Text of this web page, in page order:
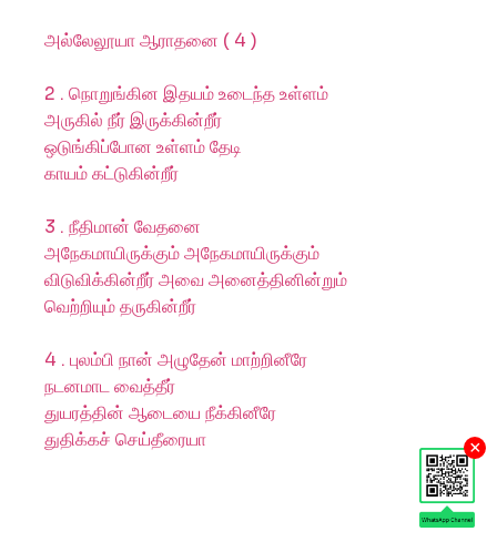
×
அல்லேலூயா ஆராதனை ( 4 )
2 . நொறுங்கின இதயம் உடைந்த உள்ளம்
அருகில் நீர் இருக்கின்றீர்
ஒடுங்கிப்போன உள்ளம் தேடி
காயம் கட்டுகின்றீர்
3 . நீதிமான் வேதனை
அநேகமாயிருக்கும் அநேகமாயிருக்கும்
விடுவிக்கின்றீர் அவை அனைத்தினின்றும்
வெற்றியும் தருகின்றீர்
4 . புலம்பி நான் அழுதேன் மாற்றினீரே
நடனமாட வைத்தீர்
துயரத்தின் ஆடையை நீக்கினீரே
துதிக்கச் செய்தீரையா